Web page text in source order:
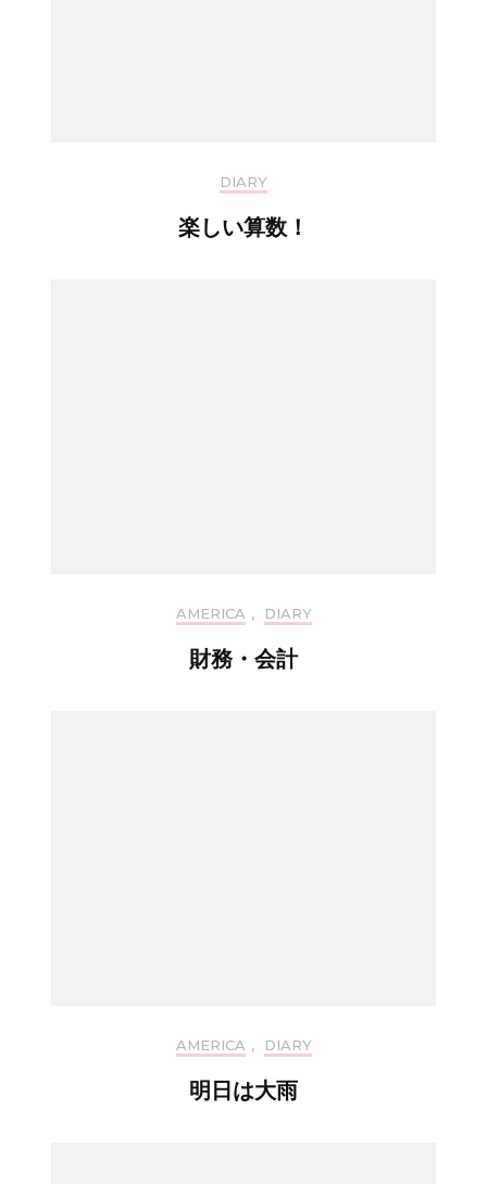
DIARY
楽しい算数！
AMERICA , DIARY
財務・会計
AMERICA , DIARY
明日は大雨